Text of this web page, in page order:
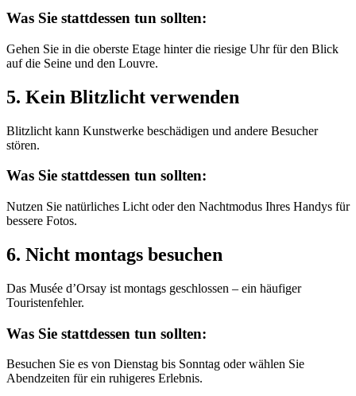
Was Sie stattdessen tun sollten:
Gehen Sie in die oberste Etage hinter die riesige Uhr für den Blick
auf die Seine und den Louvre.
5. Kein Blitzlicht verwenden
Blitzlicht kann Kunstwerke beschädigen und andere Besucher
stören.
Was Sie stattdessen tun sollten:
Nutzen Sie natürliches Licht oder den Nachtmodus Ihres Handys für
bessere Fotos.
6. Nicht montags besuchen
Das Musée d’Orsay ist montags geschlossen – ein häufiger
Touristenfehler.
Was Sie stattdessen tun sollten:
Besuchen Sie es von Dienstag bis Sonntag oder wählen Sie
Abendzeiten für ein ruhigeres Erlebnis.